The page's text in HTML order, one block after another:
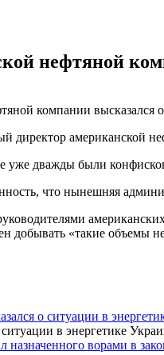
нефтяной
директор американской
уже дважды были
что нынешняя
добывать «такие объемы
о ситуации в
назначенного ворами в